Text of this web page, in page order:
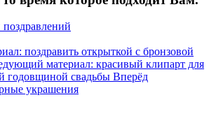
поздравить открыткой с бронзовой
материал: красивый клипарт для
годовщиной свадьбы Вперёд
украшения